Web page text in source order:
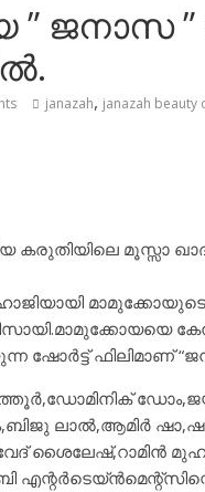
”
janazah, janazah beauty
കരുതിയിലെ മൂസ്സാ
ഷോർട്ട് ഫിലിമാണ്
ലാൽ,ആമിർ
ശൈലേഷ്,റാമിൻ